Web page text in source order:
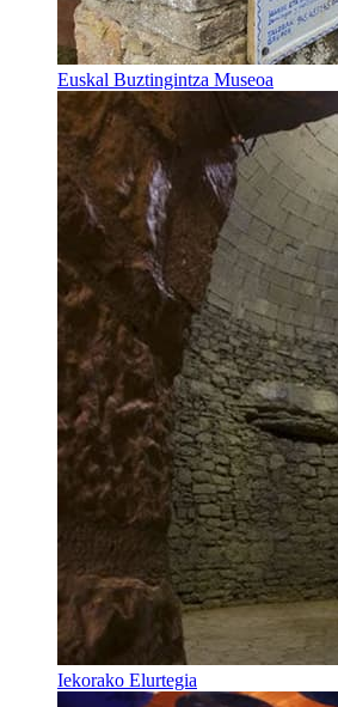
Euskal Buztingintza Museoa
Iekorako Elurtegia